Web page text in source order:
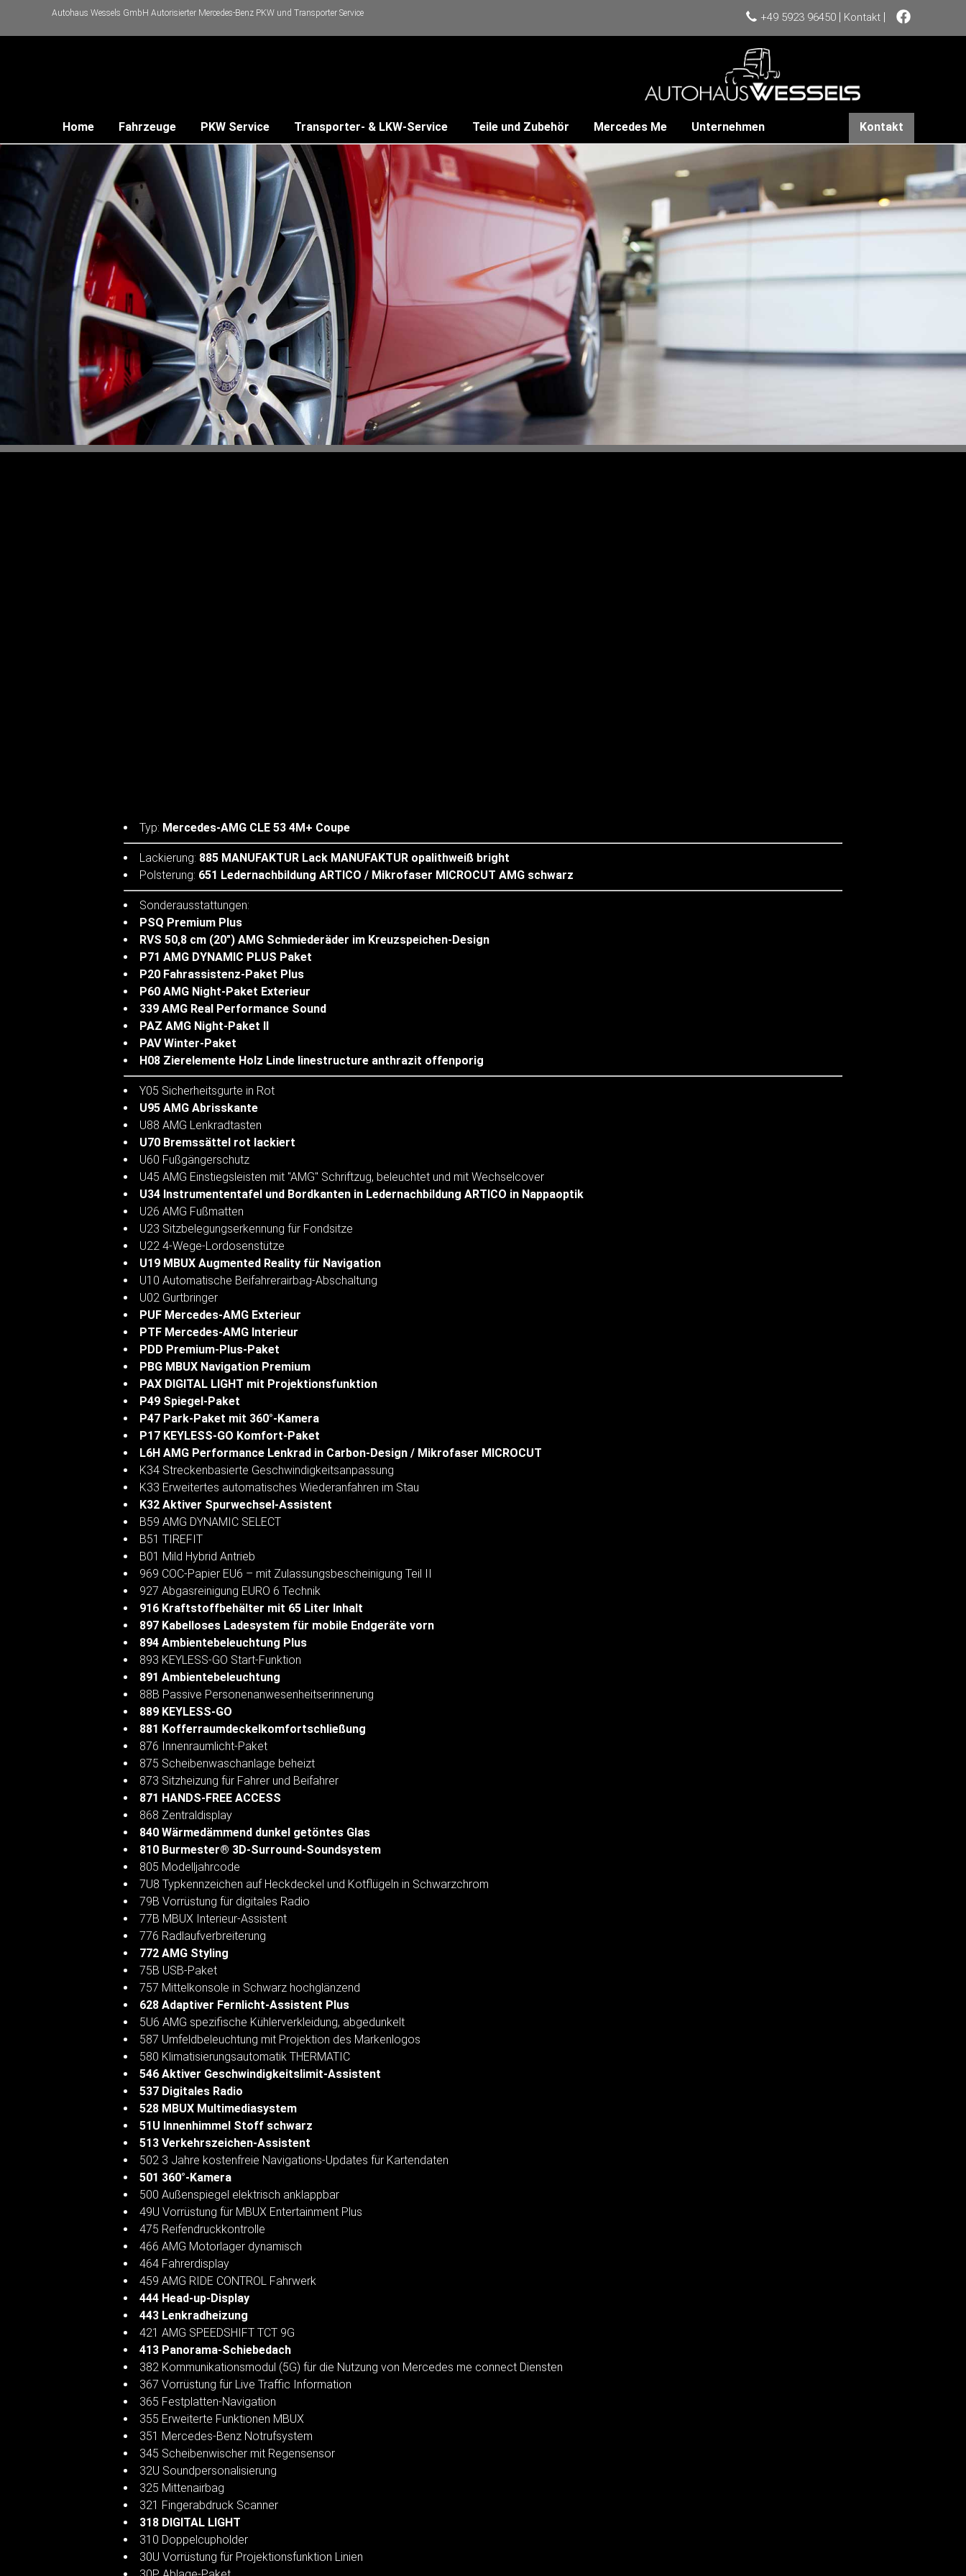
Autohaus Wessels GmbH Autorisierter Mercedes-Benz PKW und Transporter Service +49 5923 96450 | Kontakt |
Home Fahrzeuge PKW Service Transporter- & LKW-Service Teile und Zubehör Mercedes Me Unternehmen Kontakt
Content Slider
Typ: Mercedes-AMG CLE 53 4M+ Coupe
Lackierung: 885 MANUFAKTUR Lack MANUFAKTUR opalithweiß bright
Polsterung: 651 Ledernachbildung ARTICO / Mikrofaser MICROCUT AMG schwarz
Sonderausstattungen:
PSQ Premium Plus
RVS 50,8 cm (20") AMG Schmiederäder im Kreuzspeichen-Design
P71 AMG DYNAMIC PLUS Paket
P20 Fahrassistenz-Paket Plus
P60 AMG Night-Paket Exterieur
339 AMG Real Performance Sound
PAZ AMG Night-Paket II
PAV Winter-Paket
H08 Zierelemente Holz Linde linestructure anthrazit offenporig
Y05 Sicherheitsgurte in Rot
U95 AMG Abrisskante
U88 AMG Lenkradtasten
U70 Bremssättel rot lackiert
U60 Fußgängerschutz
U45 AMG Einstiegsleisten mit "AMG" Schriftzug, beleuchtet und mit Wechselcover
U34 Instrumententafel und Bordkanten in Ledernachbildung ARTICO in Nappaoptik
U26 AMG Fußmatten
U23 Sitzbelegungserkennung für Fondsitze
U22 4-Wege-Lordosenstütze
U19 MBUX Augmented Reality für Navigation
U10 Automatische Beifahrerairbag-Abschaltung
U02 Gurtbringer
PUF Mercedes-AMG Exterieur
PTF Mercedes-AMG Interieur
PDD Premium-Plus-Paket
PBG MBUX Navigation Premium
PAX DIGITAL LIGHT mit Projektionsfunktion
P49 Spiegel-Paket
P47 Park-Paket mit 360°-Kamera
P17 KEYLESS-GO Komfort-Paket
L6H AMG Performance Lenkrad in Carbon-Design / Mikrofaser MICROCUT
K34 Streckenbasierte Geschwindigkeitsanpassung
K33 Erweitertes automatisches Wiederanfahren im Stau
K32 Aktiver Spurwechsel-Assistent
B59 AMG DYNAMIC SELECT
B51 TIREFIT
B01 Mild Hybrid Antrieb
969 COC-Papier EU6 – mit Zulassungsbescheinigung Teil II
927 Abgasreinigung EURO 6 Technik
916 Kraftstoffbehälter mit 65 Liter Inhalt
897 Kabelloses Ladesystem für mobile Endgeräte vorn
894 Ambientebeleuchtung Plus
893 KEYLESS-GO Start-Funktion
891 Ambientebeleuchtung
88B Passive Personenanwesenheitserinnerung
889 KEYLESS-GO
881 Kofferraumdeckelkomfortschließung
876 Innenraumlicht-Paket
875 Scheibenwaschanlage beheizt
873 Sitzheizung für Fahrer und Beifahrer
871 HANDS-FREE ACCESS
868 Zentraldisplay
840 Wärmedämmend dunkel getöntes Glas
810 Burmester® 3D-Surround-Soundsystem
805 Modelljahrcode
7U8 Typkennzeichen auf Heckdeckel und Kotflügeln in Schwarzchrom
79B Vorrüstung für digitales Radio
77B MBUX Interieur-Assistent
776 Radlaufverbreiterung
772 AMG Styling
75B USB-Paket
757 Mittelkonsole in Schwarz hochglänzend
628 Adaptiver Fernlicht-Assistent Plus
5U6 AMG spezifische Kühlerverkleidung, abgedunkelt
587 Umfeldbeleuchtung mit Projektion des Markenlogos
580 Klimatisierungsautomatik THERMATIC
546 Aktiver Geschwindigkeitslimit-Assistent
537 Digitales Radio
528 MBUX Multimediasystem
51U Innenhimmel Stoff schwarz
513 Verkehrszeichen-Assistent
502 3 Jahre kostenfreie Navigations-Updates für Kartendaten
501 360°-Kamera
500 Außenspiegel elektrisch anklappbar
49U Vorrüstung für MBUX Entertainment Plus
475 Reifendruckkontrolle
466 AMG Motorlager dynamisch
464 Fahrerdisplay
459 AMG RIDE CONTROL Fahrwerk
444 Head-up-Display
443 Lenkradheizung
421 AMG SPEEDSHIFT TCT 9G
413 Panorama-Schiebedach
382 Kommunikationsmodul (5G) für die Nutzung von Mercedes me connect Diensten
367 Vorrüstung für Live Traffic Information
365 Festplatten-Navigation
355 Erweiterte Funktionen MBUX
351 Mercedes-Benz Notrufsystem
345 Scheibenwischer mit Regensensor
32U Soundpersonalisierung
325 Mittenairbag
321 Fingerabdruck Scanner
318 DIGITAL LIGHT
310 Doppelcupholder
30U Vorrüstung für Projektionsfunktion Linien